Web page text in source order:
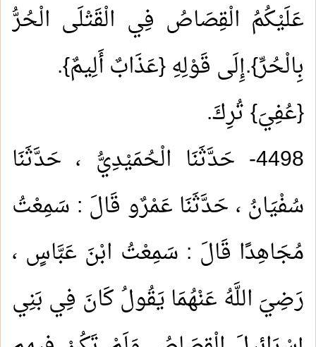
عَلَيْكُمُ الْقِصَاصُ فِي الْقَتْلَى الْحُرُّ
بِالْحُرِّ}.إِلَى قَوْلِهِ {عَذَابٌ أَلِيمٌ}.
{عُفِيَ} تُرِكَ.
4498- حَدَّثَنَا الْحُمَيْدِيُّ ، حَدَّثَنَا
سُفْيَانُ ، حَدَّثَنَا عَمْرٌو قَالَ : سَمِعْتُ
مُجَاهِدًا قَالَ : سَمِعْتُ ابْنَ عَبَّاسٍ ،
رَضِيَ اللَّهُ عَنْهُمَا يَقُولُ كَانَ فِي بَنِي